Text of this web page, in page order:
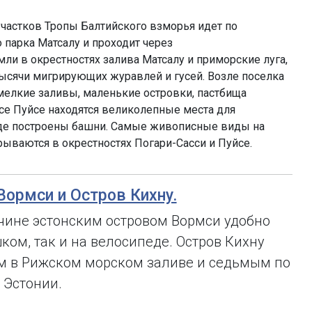
Тропы Балтийского взморья идет по
Матсалу и проходит через
в окрестностях залива Матсалу и приморские луга,
мигрирующих журавлей и гусей. Возле поселка
заливы, маленькие островки, пастбища
Пуйсе находятся великолепные места для
построены башни. Самые живописные виды на
в окрестностях Погари-Сасси и Пуйсе.
и Остров Кихну.
эстонским островом Вормси удобно
так и на велосипеде. Остров Кихну
в Рижском морском заливе и седьмым по